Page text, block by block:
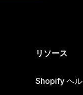
リソース
Shopify ヘ